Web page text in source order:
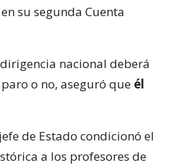
en su segunda Cuenta
nacional deberá
o no, aseguró que él
de Estado condicionó el
a los profesores de